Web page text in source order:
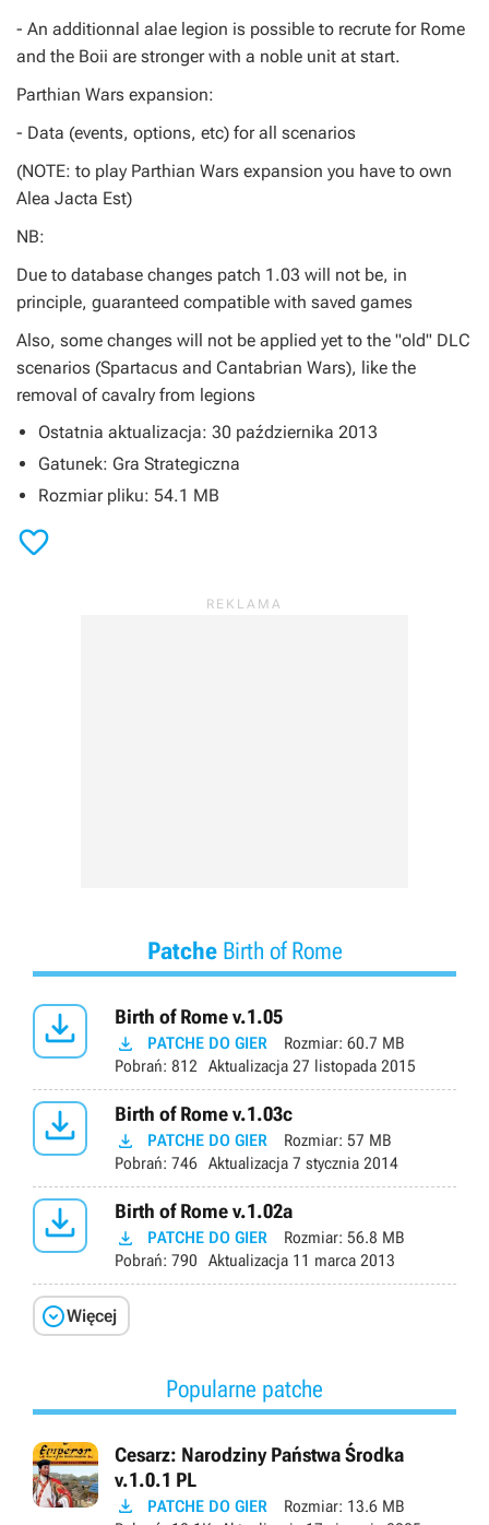
- An additionnal alae legion is possible to recrute for Rome
and the Boii are stronger with a noble unit at start.
Parthian Wars expansion:
- Data (events, options, etc) for all scenarios
(NOTE: to play Parthian Wars expansion you have to own
Alea Jacta Est)
NB:
Due to database changes patch 1.03 will not be, in
principle, guaranteed compatible with saved games
Also, some changes will not be applied yet to the "old" DLC
scenarios (Spartacus and Cantabrian Wars), like the
removal of cavalry from legions
Ostatnia aktualizacja: 30 października 2013
Gatunek: Gra Strategiczna
Rozmiar pliku: 54.1 MB

PatcheBirth of Rome
 Birth of Rome v.1.05
 PATCHE DO GIER Rozmiar: 60.7 MB
Pobrań: 812 Aktualizacja 27 listopada 2015
 Birth of Rome v.1.03c
 PATCHE DO GIER Rozmiar: 57 MB
Pobrań: 746 Aktualizacja 7 stycznia 2014
 Birth of Rome v.1.02a
 PATCHE DO GIER Rozmiar: 56.8 MB
Pobrań: 790 Aktualizacja 11 marca 2013
Więcej
Popularne patche
Cesarz: Narodziny Państwa Środka
v.1.0.1 PL
 PATCHE DO GIER Rozmiar: 13.6 MB